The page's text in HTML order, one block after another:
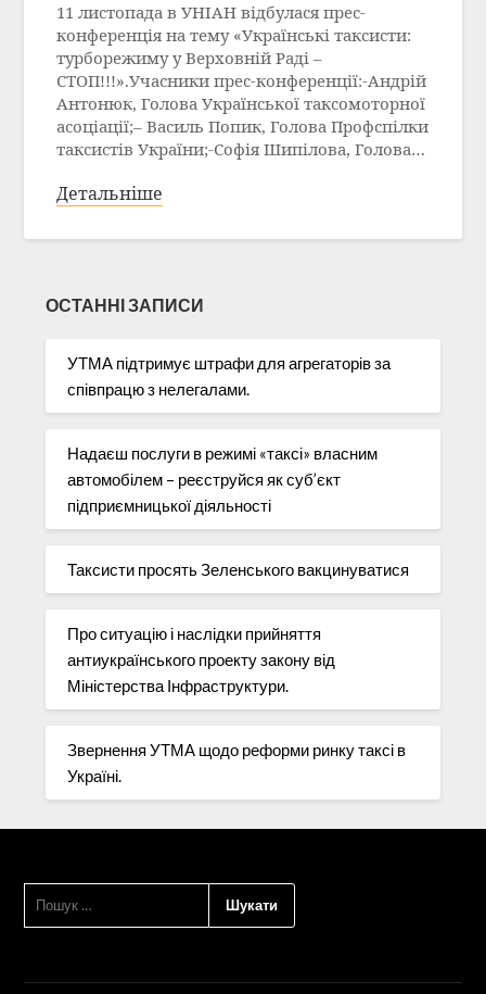
11 листопада в УНІАН відбулася прес-
конференція на тему «Українські таксисти:
турборежиму у Верховній Раді –
СТОП!!!».Учасники прес-конференції:-Андрій
Антонюк, Голова Української таксомоторної
асоціації;– Василь Попик, Голова Профспілки
таксистів України;-Софія Шипілова, Голова…
Детальніше
ОСТАННІ ЗАПИСИ
УТМА підтримує штрафи для агрегаторів за
співпрацю з нелегалами.
Надаєш послуги в режимі «таксі» власним
автомобілем – реєструйся як суб’єкт
підприємницької діяльності
Таксисти просять Зеленського вакцинуватися
Про ситуацію і наслідки прийняття
антиукраїнського проекту закону від
Міністерства Інфраструктури.
Звернення УТМА щодо реформи ринку таксі в
Україні.